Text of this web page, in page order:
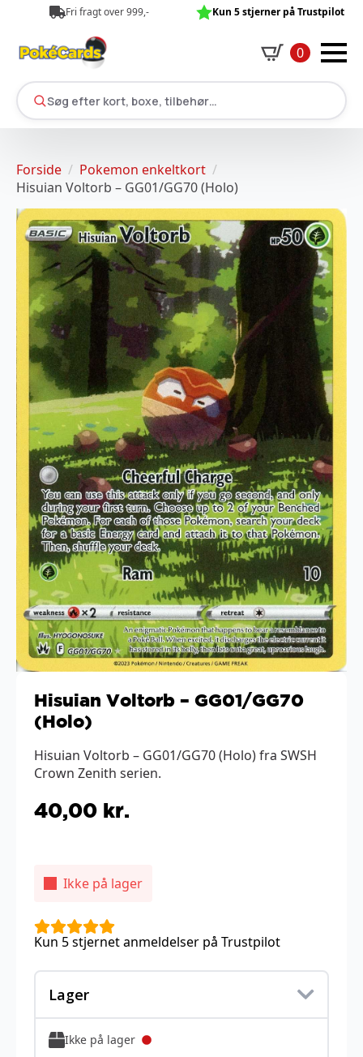
Fri fragt over 999,- Kun 5 stjerner på Trustpilot
0
Søg efter kort, boxe, tilbehør…
Forside
Pokemon enkeltkort
Hisuian Voltorb – GG01/GG70 (Holo)
Hisuian Voltorb – GG01/GG70
(Holo)
Hisuian Voltorb – GG01/GG70 (Holo) fra SWSH
Crown Zenith serien.
40,00 kr.
Ikke på lager
Kun 5 stjernet anmeldelser på Trustpilot
Lager
Ikke på lager